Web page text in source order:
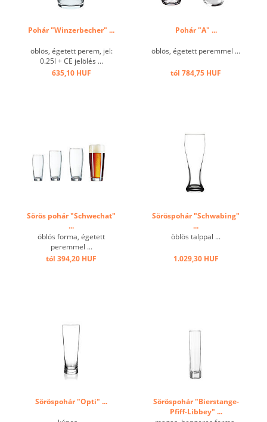
Pohár "Winzerbecher" ...
öblös, égetett perem, jel:
0.25l + CE jelölés ...
635,10 HUF
Pohár "A" ...
öblös, égetett peremmel ...
tól 784,75 HUF
Sörös pohár "Schwechat"
...
öblös forma, égetett
peremmel ...
tól 394,20 HUF
Söröspohár "Schwabing"
...
öblös talppal ...
1.029,30 HUF
Söröspohár "Opti" ...
Söröspohár "Bierstange-
Pfiff-Libbey" ...